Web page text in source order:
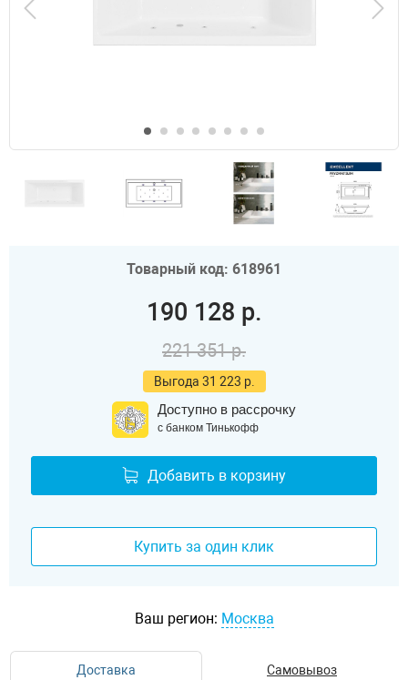
Товарный код: 618961
190 128 р.
221 351 р.
Выгода 31 223 р.
Доступно в рассрочку
с банком Тинькофф
Добавить в корзину
Купить за один клик
Ваш регион: Москва
Доставка Самовывоз